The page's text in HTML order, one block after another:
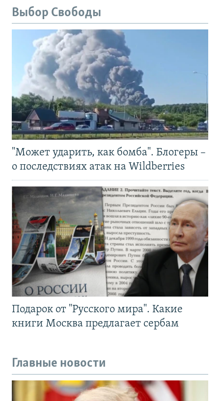
Выбор Свободы
"Может ударить, как бомба". Блогеры –
о последствиях атак на Wildberries
Подарок от "Русского мира". Какие
книги Москва предлагает сербам
Главные новости